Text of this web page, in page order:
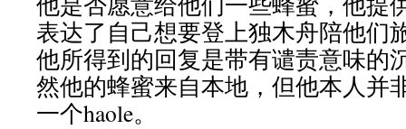
表达了自己想要登上独木舟陪他们
他所得到的回复是带有谴责意味
然他的蜂蜜来自本地，但他本人并
一个haole。